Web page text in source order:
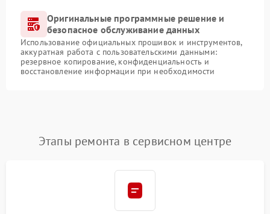
Оригинальные программные решение и
безопасное обслуживание данных
Использование официальных прошивок и инструментов,
аккуратная работа с пользовательскими данными:
резервное копирование, конфиденциальность и
восстановление информации при необходимости
Этапы ремонта в сервисном центре